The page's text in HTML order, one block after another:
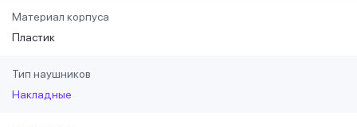
Материал корпуса
Пластик
Тип наушников
Накладные